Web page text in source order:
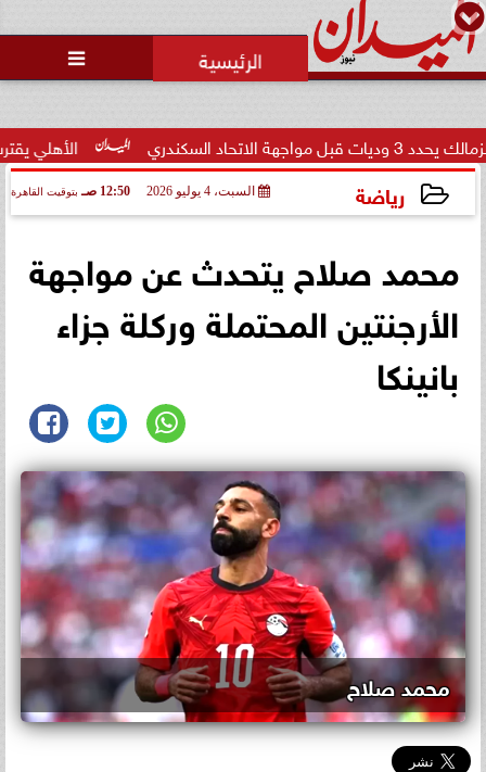

الأهلي يقترب من
رياضة السبت، 4 يوليو 2026 12:50 صـ بتوقيت القاهرة
محمد صلاح يتحدث عن مواجهة
الأرجنتين المحتملة وركلة جزاء
بانينكا
محمد صلاح